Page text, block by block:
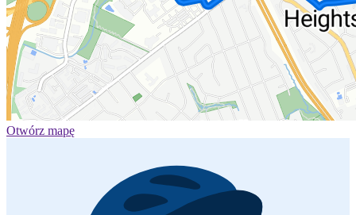
Otwórz mapę